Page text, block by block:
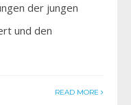
der jungen
und den
READ MORE